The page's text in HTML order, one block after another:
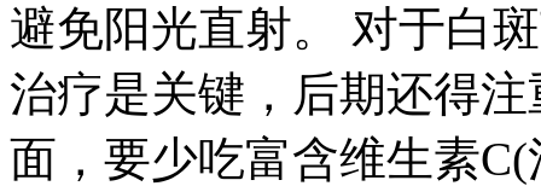
避免阳光直射。 对于白
治疗是关键，后期还得
面，要少吃富含维生素